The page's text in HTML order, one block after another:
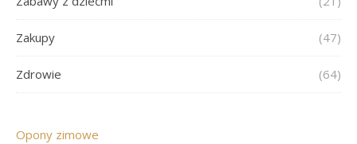
Zakupy (47)
Zdrowie (64)
Opony zimowe